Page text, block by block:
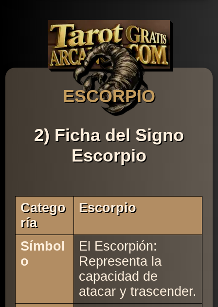
ESCORPIO
2) Ficha del Signo
Escorpio
Catego
Ría
Escorpio
Símbol
o
El Escorpión:
Representa la
capacidad de
atacar y trascender.